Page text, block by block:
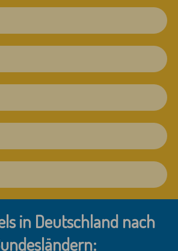
in Deutschland nach